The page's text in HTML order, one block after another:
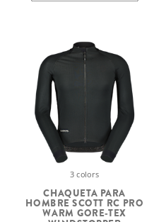
3 colors
CHAQUETA PARA
HOMBRE SCOTT RC PRO
WARM GORE-TEX